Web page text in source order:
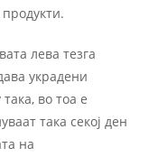
лева тезга
украдени
во тоа е
така секој ден
на